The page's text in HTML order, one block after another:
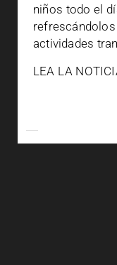
niños todo el
actividades
LEA LA